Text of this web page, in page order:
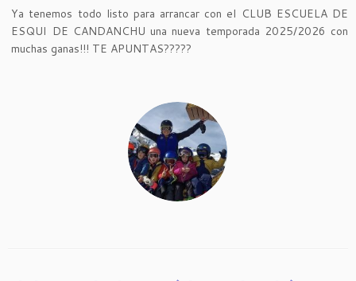
Ya tenemos todo listo para arrancar con el CLUB ESCUELA DE
ESQUI DE CANDANCHU una nueva temporada 2025/2026 con
muchas ganas!!! TE APUNTAS?????